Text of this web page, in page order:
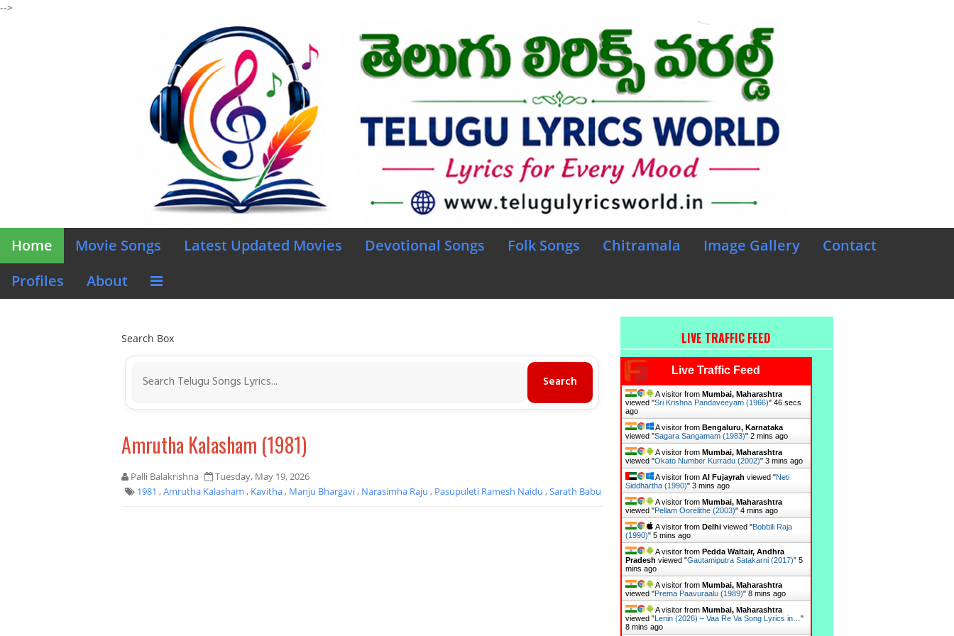
-->
Home Movie Songs Latest Updated Movies Devotional Songs Folk Songs Chitramala Image Gallery
Contact
Profiles
About
Search Box
Amrutha Kalasham (1981)
Palli Balakrishna
Tuesday, May 19, 2026
1981 ,Amrutha Kalasham , Kavitha, Manju Bhargavi, Narasimha Raju , Pasupuleti Ramesh Naidu ,Sarath Babu
LIVE TRAFFIC FEED
Live Traffic Feed
A visitor from Mumbai, Maharashtra
viewed "Sri Krishna Pandaveeyam (1966)" 47 secs
ago
A visitor from Bengaluru, Karnataka
viewed "Sagara Sangamam (1983)" 2 mins ago
A visitor from Mumbai, Maharashtra
viewed "Okato Number Kurradu (2002)" 3 mins ago
A visitor from Al Fujayrah viewed "Neti
Siddhartha (1990)" 3 mins ago
A visitor from Mumbai, Maharashtra
viewed "Pellam Oorelithe (2003)" 4 mins ago
A visitor from Delhiviewed "Bobbili Raja
(1990)" 5 mins ago
A visitor from Pedda Waltair, Andhra
Pradesh viewed "Gautamiputra Satakarni (2017)" 5
mins ago
A visitor from Mumbai, Maharashtra
viewed "Prema Paavuraalu (1989)" 8 mins ago
A visitor from Mumbai, Maharashtra
viewed "Lenin (2026) – Vaa Re Va Song Lyrics in… "
8 mins ago